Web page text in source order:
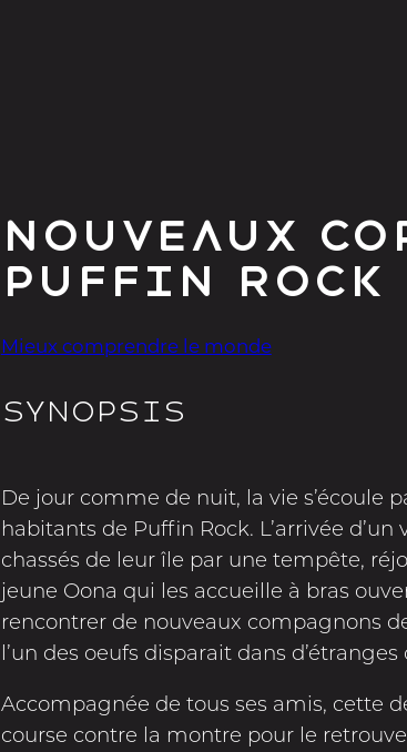
Nouveaux
Puffin Rock
Mieux comprendre le monde
Synopsis
De jour comme de nuit, la vie s’écoule
habitants de Puffin Rock. L’arrivée
chassés de leur île par une tempête,
jeune Oona qui les accueille à bras
rencontrer de nouveaux compagnons
l’un des oeufs disparait dans
Accompagnée de tous ses amis, cette
course contre la montre pour le